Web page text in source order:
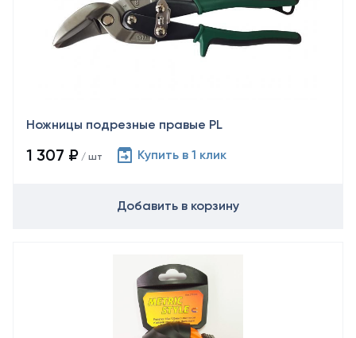
Ножницы подрезные правые PL
1 307 ₽ / шт Купить в 1 клик
Добавить в корзину